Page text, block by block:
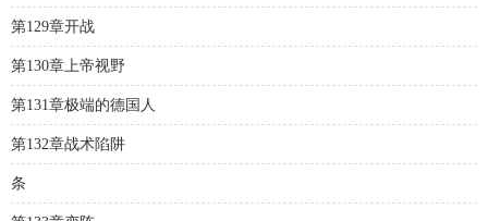
第129章开战
第130章上帝视野
第131章极端的德国人
第132章战术陷阱
条